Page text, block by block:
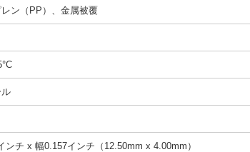
ン（PP）、金属被覆
ンチ x 幅0.157インチ（12.50mm x 4.00mm）